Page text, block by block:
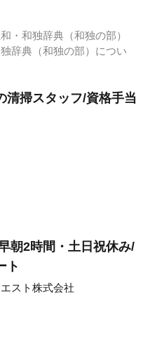
・和独辞典（和独の部）
辞典（和独の部）につい
清掃スタッフ/資格手当
朝2時間・土日祝休み/
ト
スト株式会社